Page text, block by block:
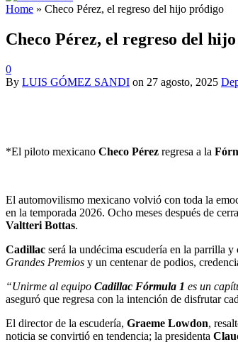
Home » Checo Pérez, el regreso del hijo pródigo
Checo Pérez, el regreso del
0
By LUIS GÓMEZ SANDI on 27 agosto, 2025
*El piloto mexicano Checo Pérez regresa a la
El automovilismo mexicano volvió con toda la
en la temporada 2026. Ocho meses después de
Valtteri Bottas.
Cadillac será la undécima escudería en la parrilla
Grandes Premios y un centenar de podios,
“Unirme al equipo Cadillac Fórmula 1 es un
aseguró que regresa con la intención de disfrutar
El director de la escudería, Graeme Lowdon,
noticia se convirtió en tendencia; la presidenta